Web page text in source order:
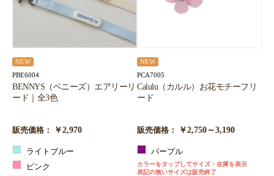
NEW
PBE6004
BENNYS（ベニーズ）エアリーリ
ード｜全3色
販売価格： ￥2,970
ライトブルー
ピンク
NEW
PCA7005
Calulu（カルル）お花モチーフリ
ード
販売価格： ￥2,750～3,190
パープル
カラーをタップしてサイズ・在庫を表示
表記の無いサイズは販売終了